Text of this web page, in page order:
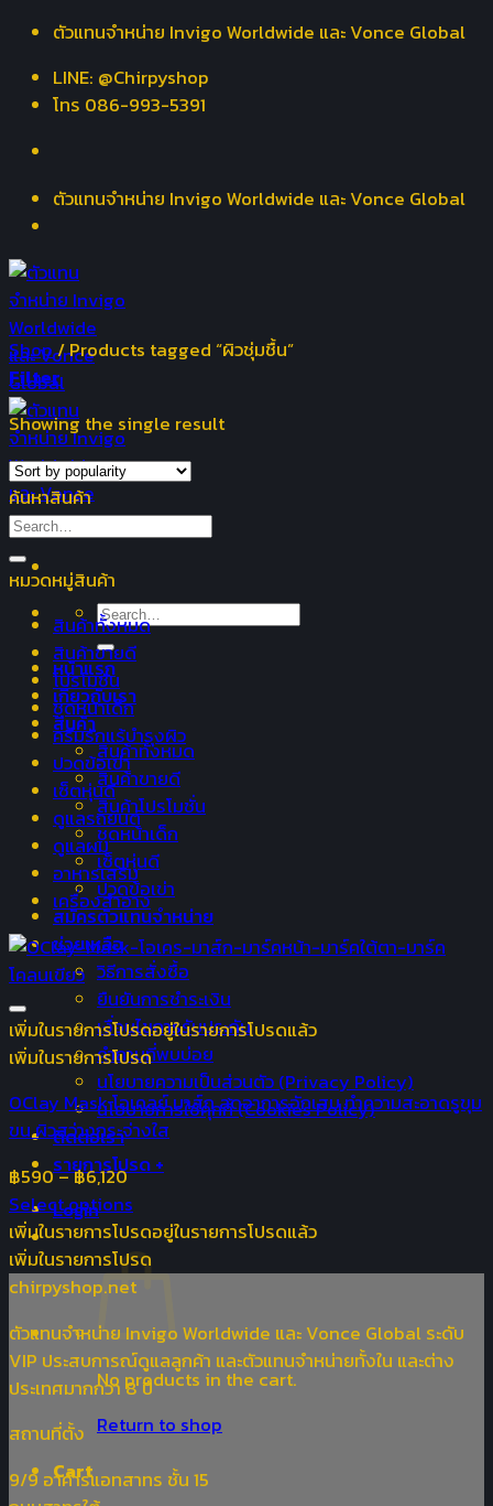
Skip
content
ตัวแทนจำหน่าย Invigo Worldwide และ Vonce Global
LINE: @Chirpyshop
โทร 086-993-5391
ตัวแทนจำหน่าย Invigo Worldwide และ Vonce Global
Search
for:
หน้าแรก
เกี่ยวกับเรา
สินค้า
สินค้าทั้งหมด
สินค้าขายดี
สินค้าโปรโมชั่น
ชุดหน้าเด็ก
เซ็ตหุ่นดี
ปวดข้อเข่า
สมัครตัวแทนจำหน่าย
ช่วยเหลือ
วิธีการสั่งซื้อ
ยืนยันการชำระเงิน
เงื่อนไขการรับประกัน
คำถามที่พบบ่อย
นโยบายความเป็นส่วนตัว (Privacy Policy)
นโยบายการใช้คุกกี้ (Cookies Policy)
ติดต่อเรา
รายการโปรด +
Login
No products in the cart.
Return to shop
Cart
Shop/Products tagged “ผิวชุ่มชื้น”
Filter
Showing the single result
ค้นหาสินค้า
Search
for:
หมวดหมู่สินค้า
สินค้าทั้งหมด
สินค้าขายดี
โปรโมชั่น
ชุดหน้าเด็ก
ครีมรักแร้บำรุงผิว
ปวดข้อเข่า
เซ็ตหุ่นดี
ดูแลรถยนต์
ดูแลผม
อาหารเสริม
เครื่องสำอาง
เพิ่มในรายการโปรดอยู่ในรายการโปรดแล้ว
เพิ่มในรายการโปรด
OClay Mask โอเคลย์ มาส์ก ลดอาการอักเสบ ทำความสะอาดรูขุม
ขน ผิวสว่างกระจ่างใส
฿590–฿6,120
Select options
เพิ่มในรายการโปรดอยู่ในรายการโปรดแล้ว
เพิ่มในรายการโปรด
chirpyshop.net
ตัวแทนจำหน่าย Invigo Worldwide และ Vonce Global ระดับ
VIP ประสบการณ์ดูแลลูกค้า และตัวแทนจำหน่ายทั้งใน และต่าง
ประเทศมากกว่า 8 ปี
สถานที่ตั้ง
9/9 อาคารแอทสาทร ชั้น 15